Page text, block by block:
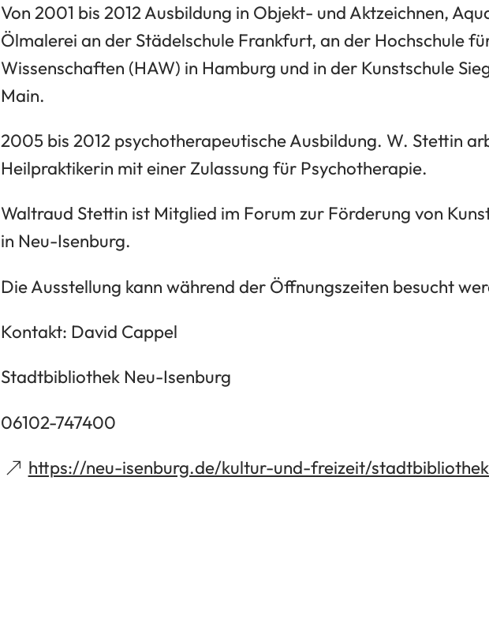
Von 2001 bis 2012 Ausbildung in Objekt- und Aktzeichnen,
Ölmalerei an der Städelschule Frankfurt, an der Hochschule
Wissenschaften (HAW) in Hamburg und in der Kunstschule
Main.
2005 bis 2012 psychotherapeutische Ausbildung. W. Stettin
Heilpraktikerin mit einer Zulassung für Psychotherapie.
Waltraud Stettin ist Mitglied im Forum zur Förderung von
in Neu-Isenburg.
Die Ausstellung kann während der Öffnungszeiten besucht
Kontakt: David Cappel
Stadtbibliothek Neu-Isenburg
06102-747400
https://neu-isenburg.de/kultur-und-freizeit/